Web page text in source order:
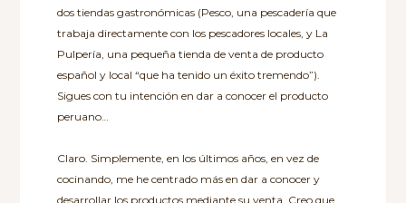
dos tiendas gastronómicas (Pesco, una pescadería que
trabaja directamente con los pescadores locales, y La
Pulpería, una pequeña tienda de venta de producto
español y local “que ha tenido un éxito tremendo”).
Sigues con tu intención en dar a conocer el producto
peruano…
Claro. Simplemente, en los últimos años, en vez de
cocinando, me he centrado más en dar a conocer y
desarrollar los productos mediante su venta. Creo que